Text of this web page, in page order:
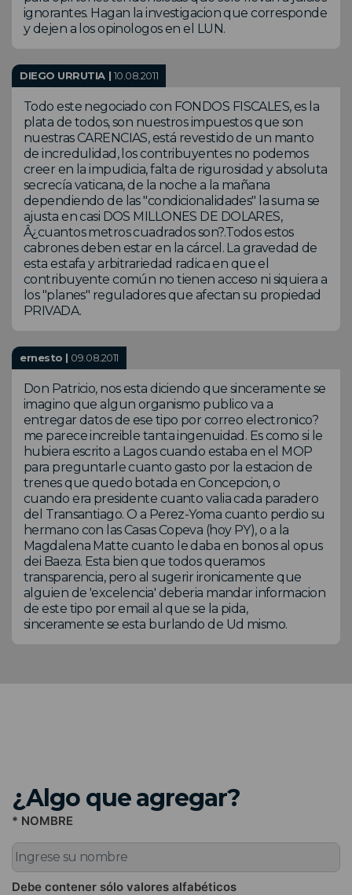
ignorantes. Hagan la investigacion que corresponde
y dejen a los opinologos en el LUN.
DIEGO URRUTIA | 10.08.2011
Todo este negociado con FONDOS FISCALES, es la
plata de todos, son nuestros impuestos que son
nuestras CARENCIAS, está revestido de un manto
de incredulidad, los contribuyentes no podemos
creer en la impudicia, falta de rigurosidad y absoluta
secrecía vaticana, de la noche a la mañana
dependiendo de las "condicionalidades" la suma se
ajusta en casi DOS MILLONES DE DOLARES,
Â¿cuantos metros cuadrados son?.Todos estos
cabrones deben estar en la cárcel. La gravedad de
esta estafa y arbitrariedad radica en que el
contribuyente común no tienen acceso ni siquiera a
los "planes" reguladores que afectan su propiedad
PRIVADA.
ernesto | 09.08.2011
Don Patricio, nos esta diciendo que sinceramente se
imagino que algun organismo publico va a
entregar datos de ese tipo por correo electronico?
me parece increible tanta ingenuidad. Es como si le
hubiera escrito a Lagos cuando estaba en el MOP
para preguntarle cuanto gasto por la estacion de
trenes que quedo botada en Concepcion, o
cuando era presidente cuanto valia cada paradero
del Transantiago. O a Perez-Yoma cuanto perdio su
hermano con las Casas Copeva (hoy PY), o a la
Magdalena Matte cuanto le daba en bonos al opus
dei Baeza. Esta bien que todos queramos
transparencia, pero al sugerir ironicamente que
alguien de 'excelencia' deberia mandar informacion
de este tipo por email al que se la pida,
sinceramente se esta burlando de Ud mismo.
¿Algo que agregar?
* NOMBRE
Debe contener sólo valores alfabéticos